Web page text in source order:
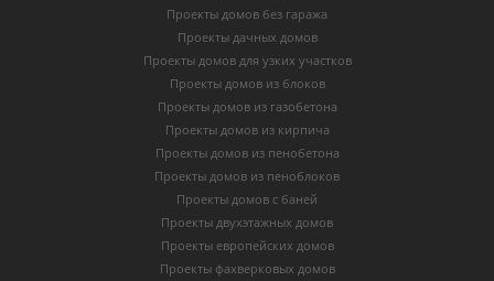
Проекты домов без гаража
Проекты дачных домов
Проекты домов для узких участков
Проекты домов из блоков
Проекты домов из газобетона
Проекты домов из кирпича
Проекты домов из пенобетона
Проекты домов из пеноблоков
Проекты домов с баней
Проекты двухэтажных домов
Проекты европейских домов
Проекты фахверковых домов